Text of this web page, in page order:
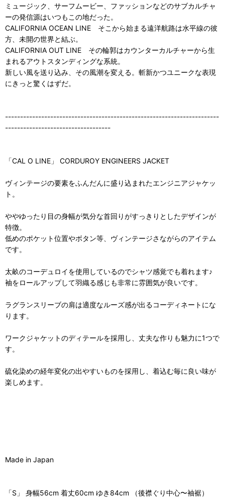
ミュージック、サーフムービー、ファッションなどのサブカルチャ
ーの発信源はいつもこの地だった。
CALIFORNIA OCEAN LINE そこから始まる遠洋航路は水平線の彼
方、未開の世界と結ぶ。
CALIFORNIA OUT LINE その輪郭はカウンターカルチャーから生
まれるアウトスタンディングな系統。
新しい風を送り込み、その風潮を変える。斬新かつユニークな表現
にきっと驚くはずだ。
-----------------------------------------------------------------------
-----------------------------------
「CAL O LINE」 CORDUROY ENGINEERS JACKET
ヴィンテージの要素をふんだんに盛り込まれたエンジニアジャケッ
ト。
ややゆったり目の身幅が気分な首回りがすっきりとしたデザインが
特徴。
低めのポケット位置やボタン等、ヴィンテージさながらのアイテム
です。
太畝のコーデュロイを使用しているのでシャツ感覚でも着れます♪
袖をロールアップして羽織る感じも非常に雰囲気が良いです。
ラグランスリーブの肩は適度なルーズ感が出るコーディネートにな
ります。
ワークジャケットのディテールを採用し、丈夫な作りも魅力に1つで
す。
硫化染めの経年変化の出やすいものを採用し、着込む毎に良い味が
楽しめます。
Made in Japan
「S」 身幅56cm 着丈60cm ゆき84cm （後襟ぐり中心〜袖裾）